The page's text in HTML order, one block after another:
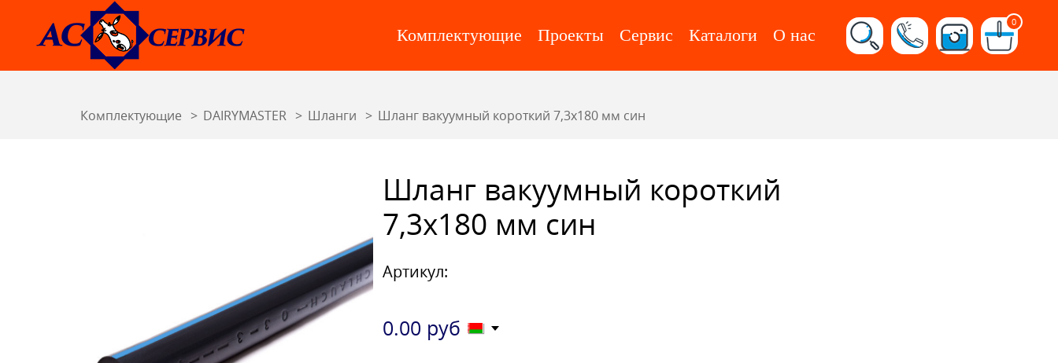
Комплектующие Проекты Сервис Каталоги О нас
0
Комплектующие DAIRYMASTER Шланги Шланг вакуумный короткий 7,3х180 мм син
Шланг вакуумный короткий
7,3х180 мм син
Артикул:
0.00 руб